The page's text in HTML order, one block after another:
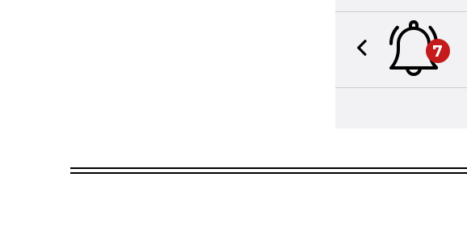
7
Previous slide